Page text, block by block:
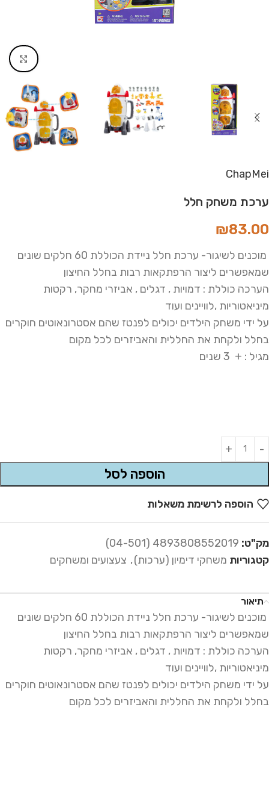
Click to enlarge
ChapMei
ערכת משחק חלל
₪83.00
מוכנים לשיגור- ערכת חלל ניידת הכוללת 60 חלקים שונים
שמאפשרים ליצור הרפתקאות רבות בחלל החיצון
הערכה כוללת : דמויות , דגלים , אביזרי מחקר, רקטות
מיניאטוריות ,לוויינים ועוד
על ידי משחק הילדים יכולים לפנטז שהם אסטרונאוטים חוקרים
בחלל ולקחת את החללית והאביזרים לכל מקום
מגיל : + 3 שנים
הוספה לסל
Alternative:
הוספה לרשימת משאלות
מק"ט: 4893808552019 (04-501)
קטגוריות משחקי דימיון (ערכות), צעצועים ומשחקים
תיאור
מוכנים לשיגור- ערכת חלל ניידת הכוללת 60 חלקים שונים
שמאפשרים ליצור הרפתקאות רבות בחלל החיצון
הערכה כוללת : דמויות , דגלים , אביזרי מחקר, רקטות
מיניאטוריות ,לוויינים ועוד
על ידי משחק הילדים יכולים לפנטז שהם אסטרונאוטים חוקרים
בחלל ולקחת את החללית והאביזרים לכל מקום